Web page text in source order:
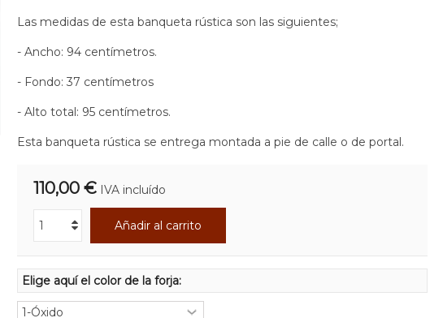
Las medidas de esta banqueta rústica son las siguientes;
- Ancho: 94 centímetros.
- Fondo: 37 centímetros
- Alto total: 95 centímetros.
Esta banqueta rústica se entrega montada a pie de calle o de portal.
110,00 € IVA incluído
Añadir al carrito
Elige aquí el color de la forja: